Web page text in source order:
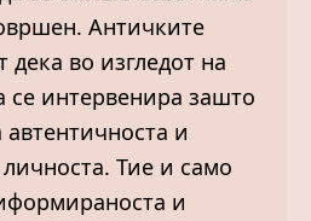
Античките
во изгледот на
се интервенира зашто
и
Тие и само
и